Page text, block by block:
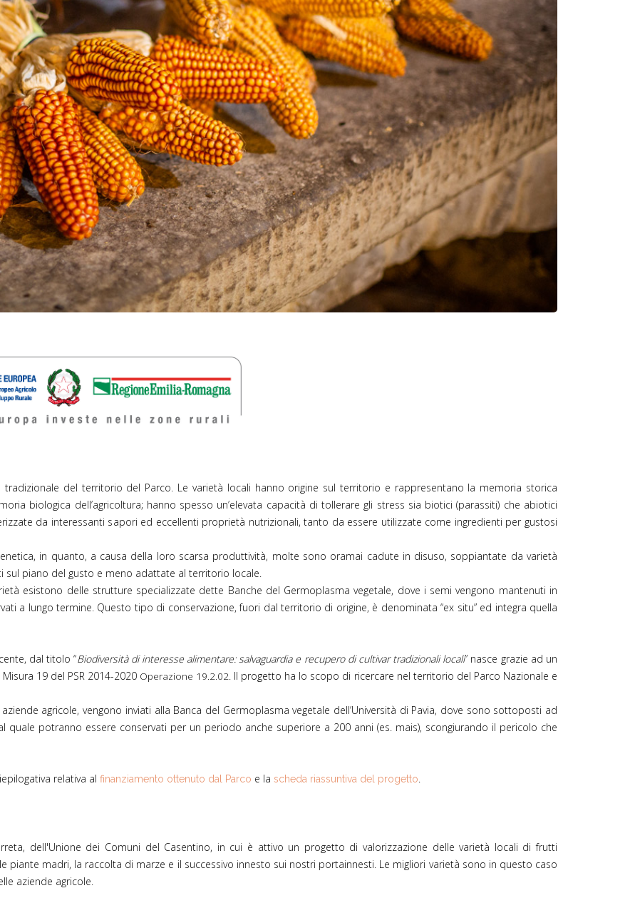
tradizionale del territorio del Parco. Le varietà locali hanno origine sul territorio e rappresentano la memoria storica
biologica dell’agricoltura; hanno spesso un’elevata capacità di tollerare gli stress sia biotici (parassiti) che abiotici
da interessanti sapori ed eccellenti proprietà nutrizionali, tanto da essere utilizzate come ingredienti per gustosi
in quanto, a causa della loro scarsa produttività, molte sono oramai cadute in disuso, soppiantate da varietà
piano del gusto e meno adattate al territorio locale.
esistono delle strutture specializzate dette Banche del Germoplasma vegetale, dove i semi vengono mantenuti in
a lungo termine. Questo tipo di conservazione, fuori dal territorio di origine, è denominata “ex situ” ed integra quella
dal titolo “Biodiversità di interesse alimentare: salvaguardia e recupero di cultivar tradizionali locali” nasce grazie ad un
19 del PSR 2014-2020 Operazione 19.2.02. Il progetto ha lo scopo di ricercare nel territorio del Parco Nazionale e
agricole, vengono inviati alla Banca del Germoplasma vegetale dell’Università di Pavia, dove sono sottoposti ad
potranno essere conservati per un periodo anche superiore a 200 anni (es. mais), scongiurando il pericolo che
relativa al finanziamento ottenuto dal Parco e la scheda riassuntiva del progetto.
dell'Unione dei Comuni del Casentino, in cui è attivo un progetto di valorizzazione delle varietà locali di frutti
piante madri, la raccolta di marze e il successivo innesto sui nostri portainnesti. Le migliori varietà sono in questo caso
aziende agricole.